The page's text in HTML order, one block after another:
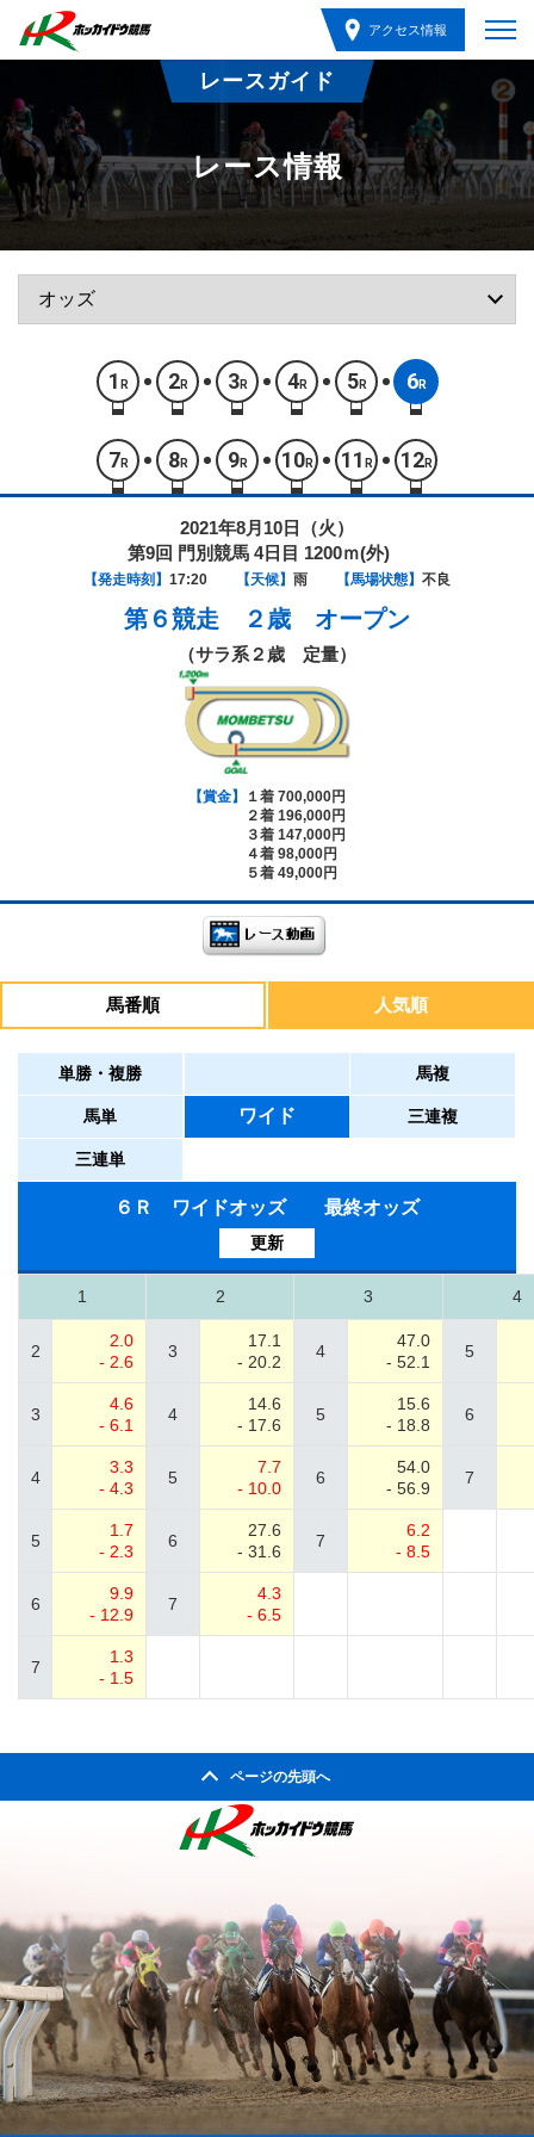
アクセス情報
レースガイド
レース情報
1 R 2R 3R 4R 5R 6R
7 R 8R 9R 10R 11 R 12R
2021年8月10日（火）
第9回 門別競馬 4日目 1200ｍ(外)
【発走時刻】 17:20 【天候】 雨 【馬場状態】 不良
第６競走 ２歳 オープン
（サラ系２歳 定量）
【賞金】
１着 700,000円
２着 196,000円
３着 147,000円
４着 98,000円
５着 49,000円
馬番順 人気順
単勝・複勝 馬複
馬単 ワイド 三連複
三連単
６Ｒ ワイドオッズ 最終オッズ
更新
1 2 3 4
2
2.0
- 2.6
3
17.1
- 20.2
4
47.0
- 52.1
5
3
4.6
- 6.1
4
14.6
- 17.6
5
15.6
- 18.8
6
4
3.3
- 4.3
5
7.7
- 10.0
6
54.0
- 56.9
7
5
1.7
- 2.3
6
27.6
- 31.6
7
6.2
- 8.5
6
9.9
- 12.9
7
4.3
- 6.5
7
1.3
- 1.5
ページの先頭へ